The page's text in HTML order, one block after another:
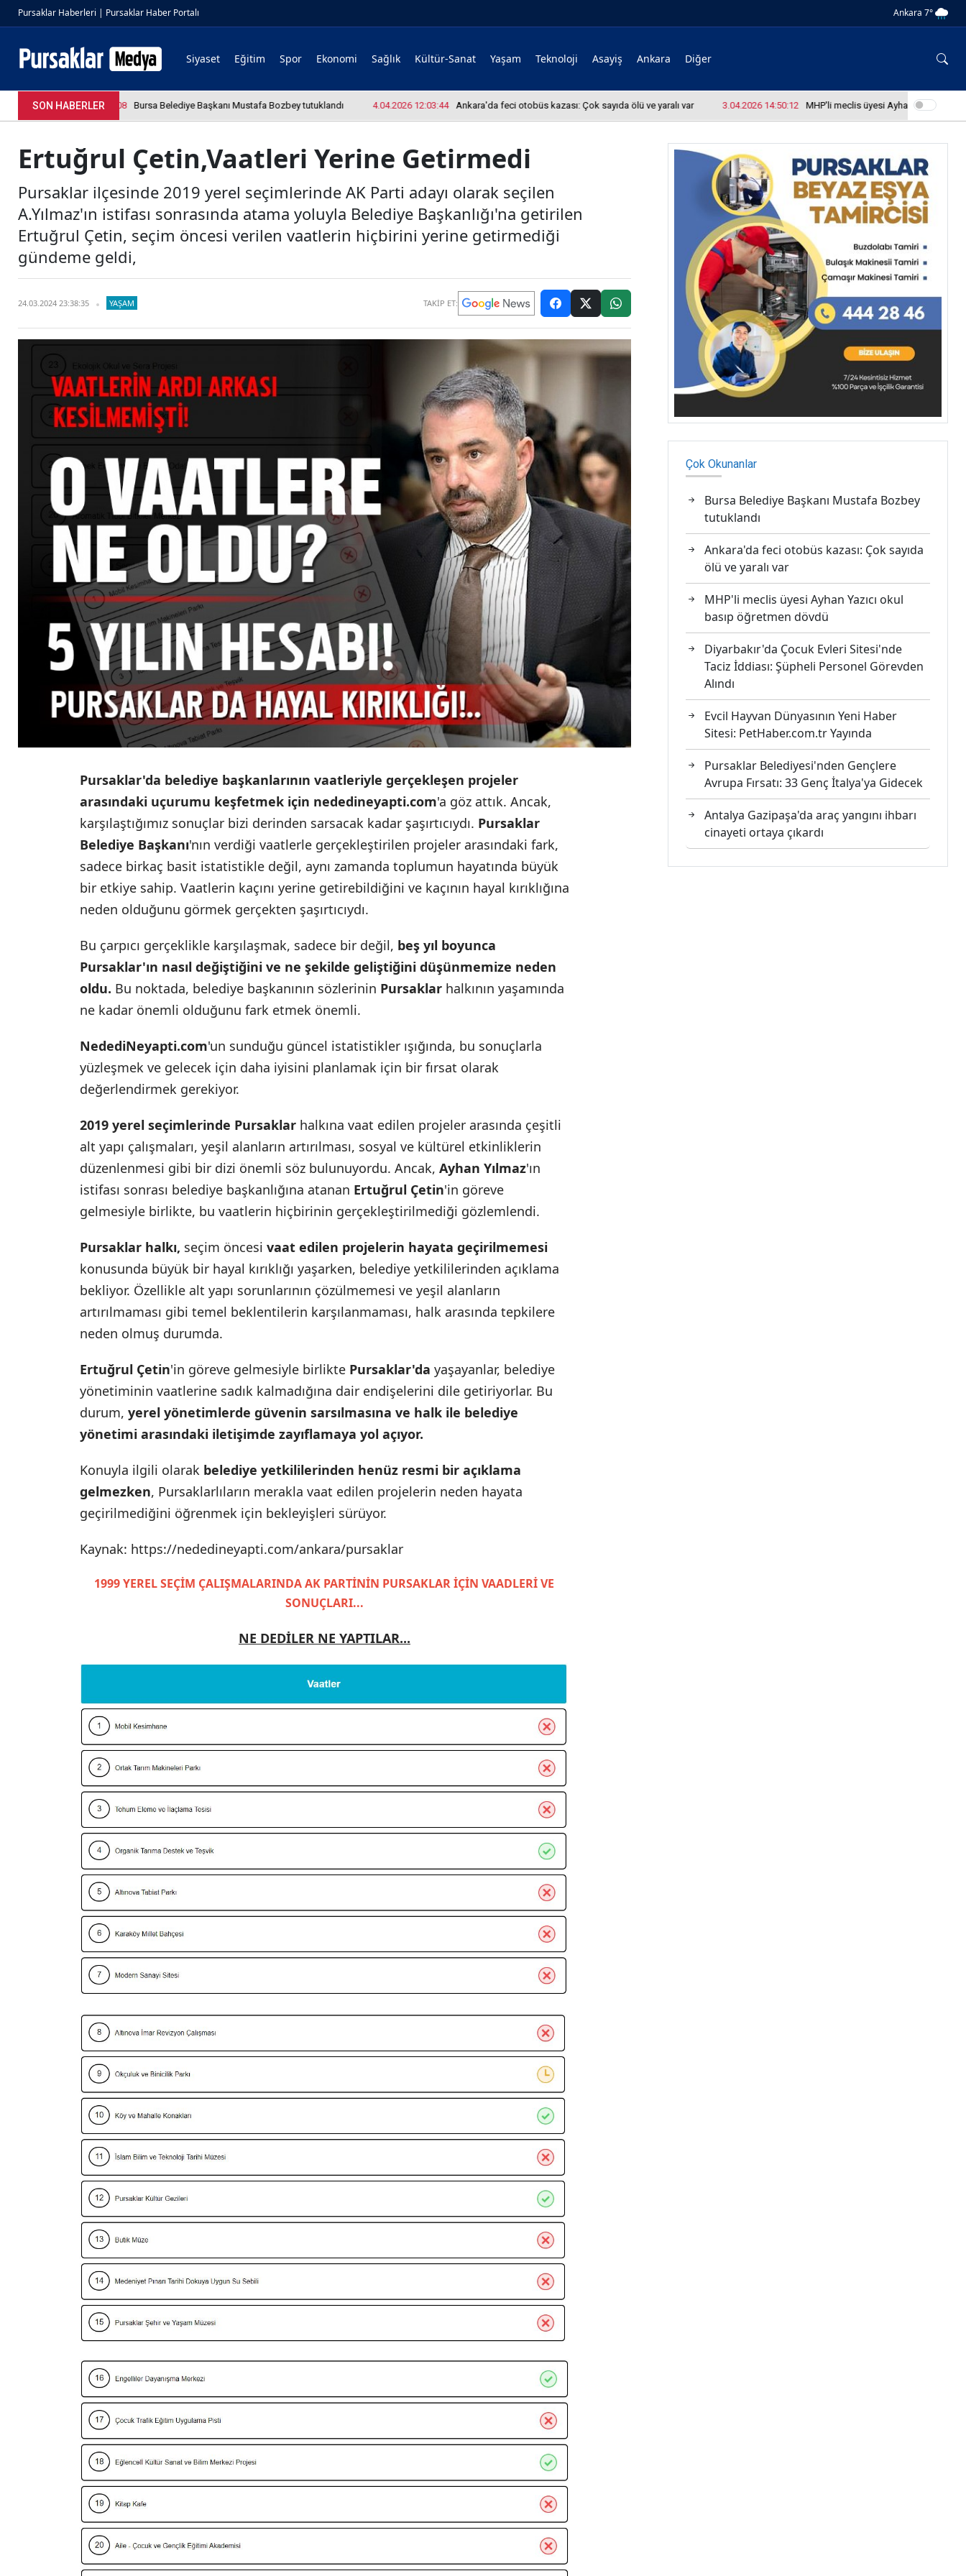
Pursaklar Haberleri | Pursaklar Haber Portalı Ankara 7°
Siyaset Eğitim Spor Ekonomi Sağlık Kültür-Sanat Yaşam Teknoloji Asayiş Ankara Diğer
SON HABERLER
4.04.2026 12:36:08 Bursa Belediye Başkanı Mustafa Bozbey tutuklandı 4.04.2026 12:03:44 Ankara'da feci otobüs kazası: Çok sayıda ölü ve yaralı var 3.04.2026 14:50:12 MHP'li meclis üyesi Ayhan Yazıcı okul
Ertuğrul Çetin,Vaatleri Yerine Getirmedi
Pursaklar ilçesinde 2019 yerel seçimlerinde AK Parti adayı olarak seçilen
A.Yılmaz'ın istifası sonrasında atama yoluyla Belediye Başkanlığı'na getirilen
Ertuğrul Çetin, seçim öncesi verilen vaatlerin hiçbirini yerine getirmediği
gündeme geldi,
24.03.2024 23:38:35 YAŞAM TAKİP ET:
Pursaklar'da belediye başkanlarının vaatleriyle gerçekleşen projeler
arasındaki uçurumu keşfetmek için nededineyapti.com'a göz attık. Ancak,
karşılaştığımız sonuçlar bizi derinden sarsacak kadar şaşırtıcıydı. Pursaklar
Belediye Başkanı'nın verdiği vaatlerle gerçekleştirilen projeler arasındaki fark,
sadece birkaç basit istatistikle değil, aynı zamanda toplumun hayatında büyük
bir etkiye sahip. Vaatlerin kaçını yerine getirebildiğini ve kaçının hayal kırıklığına
neden olduğunu görmek gerçekten şaşırtıcıydı.
Bu çarpıcı gerçeklikle karşılaşmak, sadece bir değil, beş yıl boyunca
Pursaklar'ın nasıl değiştiğini ve ne şekilde geliştiğini düşünmemize neden
oldu. Bu noktada, belediye başkanının sözlerinin Pursaklarhalkının yaşamında
ne kadar önemli olduğunu fark etmek önemli.
NedediNeyapti.com'un sunduğu güncel istatistikler ışığında, bu sonuçlarla
yüzleşmek ve gelecek için daha iyisini planlamak için bir fırsat olarak
değerlendirmek gerekiyor.
2019 yerel seçimlerinde Pursaklarhalkına vaat edilen projeler arasında çeşitli
alt yapı çalışmaları, yeşil alanların artırılması, sosyal ve kültürel etkinliklerin
düzenlenmesi gibi bir dizi önemli söz bulunuyordu. Ancak, Ayhan Yılmaz'ın
istifası sonrası belediye başkanlığına atanan Ertuğrul Çetin'in göreve
gelmesiyle birlikte, bu vaatlerin hiçbirinin gerçekleştirilmediği gözlemlendi.
Pursaklar halkı, seçim öncesi vaat edilen projelerin hayata geçirilmemesi
konusunda büyük bir hayal kırıklığı yaşarken, belediye yetkililerinden açıklama
bekliyor. Özellikle alt yapı sorunlarının çözülmemesi ve yeşil alanların
artırılmaması gibi temel beklentilerin karşılanmaması, halk arasında tepkilere
neden olmuş durumda.
Ertuğrul Çetin'in göreve gelmesiyle birlikte Pursaklar'da yaşayanlar, belediye
yönetiminin vaatlerine sadık kalmadığına dair endişelerini dile getiriyorlar. Bu
durum, yerel yönetimlerde güvenin sarsılmasına ve halk ile belediye
yönetimi arasındaki iletişimde zayıflamaya yol açıyor.
Konuyla ilgili olarak belediye yetkililerinden henüz resmi bir açıklama
gelmezken, Pursaklarlıların merakla vaat edilen projelerin neden hayata
geçirilmediğini öğrenmek için bekleyişleri sürüyor.
Kaynak: https://nededineyapti.com/ankara/pursaklar
1999 YEREL SEÇİM ÇALIŞMALARINDA AK PARTİNİN PURSAKLAR İÇİN VAADLERİ VE
SONUÇLARI...
NE DEDİLER NE YAPTILAR...
Çok Okunanlar
Bursa Belediye Başkanı Mustafa Bozbey
tutuklandı
Ankara'da feci otobüs kazası: Çok sayıda
ölü ve yaralı var
MHP'li meclis üyesi Ayhan Yazıcı okul
basıp öğretmen dövdü
Diyarbakır'da Çocuk Evleri Sitesi'nde
Taciz İddiası: Şüpheli Personel Görevden
Alındı
Evcil Hayvan Dünyasının Yeni Haber
Sitesi: PetHaber.com.tr Yayında
Pursaklar Belediyesi'nden Gençlere
Avrupa Fırsatı: 33 Genç İtalya'ya Gidecek
Antalya Gazipaşa'da araç yangını ihbarı
cinayeti ortaya çıkardı